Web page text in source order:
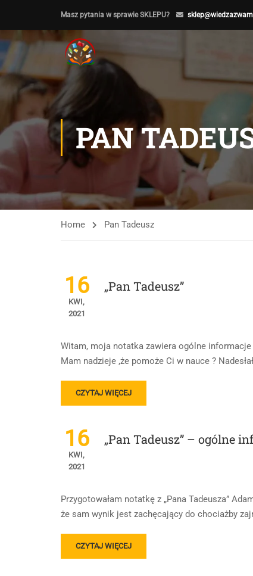
Masz pytania w sprawie SKLEPU?
PAN
Home Pan Tadeusz
16
KWI,
2021
„Pan Tadeusz”
Witam, moja notatka zawiera ogólne informacje
Mam nadzieje ,że pomoże Ci w nauce ?
READ
MORE
„PAN
TADEUSZ”
CZYTAJ WIĘCEJ
16
KWI,
2021
„Pan Tadeusz” – ogólne
Przygotowałam notatkę z „Pana Tadeusza”
że sam wynik jest zachęcający do chociażby
READ
MORE
CZYTAJ WIĘCEJ